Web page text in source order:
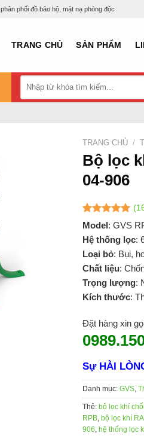
phối đồ bảo hộ, mặt nạ phòng độc
TRANG CHỦ SẢN PHẨM
kiếm:
TRANG CHỦ /
Bộ lọc
04-906
5.00trên 5
dựa trên
15
đánh giá
(
Model: GVS
Hệ thống lọc:
Loại bỏ: Bụi,
Chất liệu:
Trọng lượng:
Kích thước:
Đặt hàng xin
Sự HÀI
Danh mục: GVS,
Thẻ: bộ lọc khí
RPB, bộ lọc khí
906 hệ thống lọc